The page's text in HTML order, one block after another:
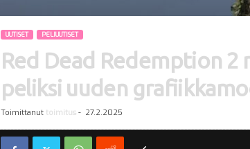
UUTISET PELIUUTISET
Red Dead Redemption 2
peliksi uuden
Toimittanut toimitus- 27.2.2025